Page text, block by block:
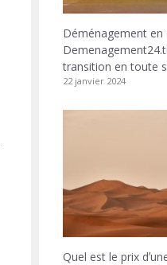
Déménagement en
transition en toute
22 janvier 2024
Quel est le prix